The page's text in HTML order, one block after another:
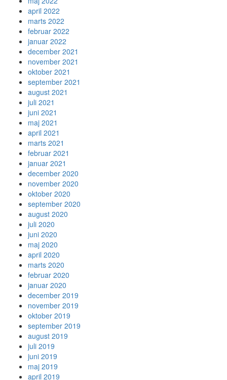
april 2022
marts 2022
februar 2022
januar 2022
december 2021
november 2021
oktober 2021
september 2021
august 2021
juli 2021
juni 2021
maj 2021
april 2021
marts 2021
februar 2021
januar 2021
december 2020
november 2020
oktober 2020
september 2020
august 2020
juli 2020
juni 2020
maj 2020
april 2020
marts 2020
februar 2020
januar 2020
december 2019
november 2019
oktober 2019
september 2019
august 2019
juli 2019
juni 2019
maj 2019
april 2019